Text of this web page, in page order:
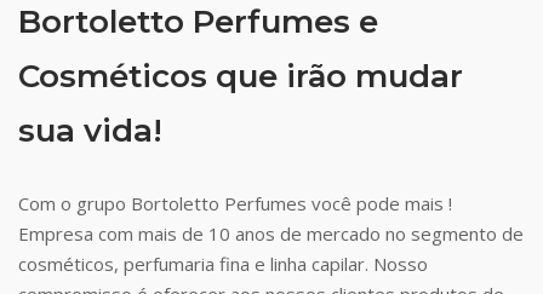
Bortoletto Perfumes e
Cosméticos que irão mudar
sua vida!
Com o grupo Bortoletto Perfumes você pode mais !
Empresa com mais de 10 anos de mercado no segmento de
cosméticos, perfumaria fina e linha capilar. Nosso